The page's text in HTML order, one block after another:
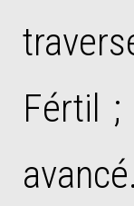
Fértil
avancé.